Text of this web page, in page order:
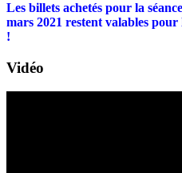
Les billets achetés pour la
mars 2021 restent valables
!
Vidéo